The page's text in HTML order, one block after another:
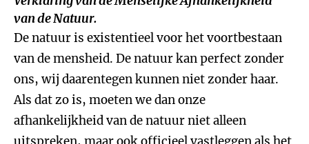
van de Natuur.
De natuur is existentieel voor het voortbestaan
van de mensheid. De natuur kan perfect zonder
ons, wij daarentegen kunnen niet zonder haar.
Als dat zo is, moeten we dan onze
afhankelijkheid van de natuur niet alleen